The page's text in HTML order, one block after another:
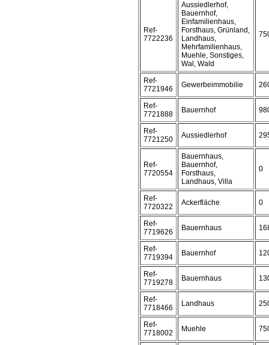
Ref-
7722236
Aussiedlerhof,
Bauernhof,
Einfamilienhaus,
Forsthaus, Grünland,
Landhaus,
Mehrfamilienhaus,
Muehle, Sonstiges,
Wal, Wald
Ref-
7721946
Gewerbeimmobilie
Ref-
7721888
Bauernhof
Ref-
7721250
Aussiedlerhof
Ref-
7720554
Bauernhaus,
Bauernhof,
Forsthaus,
Landhaus, Villa
0
Ref-
7720322
Ackerfläche 0
Ref-
7719626
Bauernhaus
Ref-
7719394
Bauernhof
Ref-
7719278
Bauernhaus
Ref-
7718466
Landhaus
Ref-
7718002
Muehle